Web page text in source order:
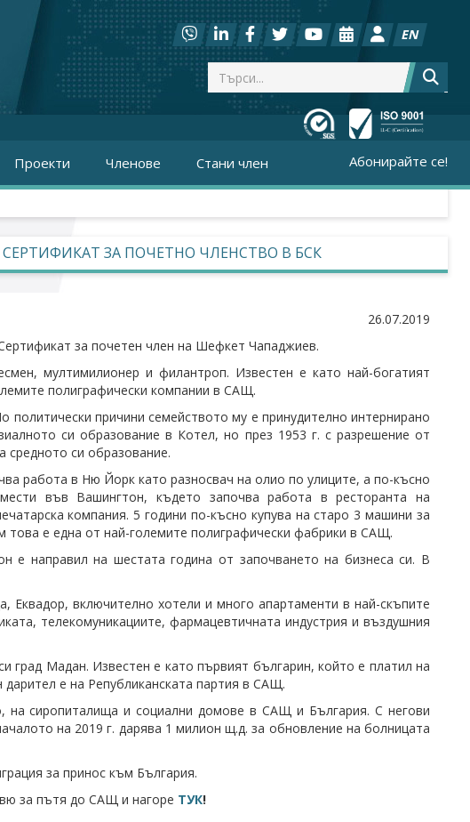
EN
Проекти Членове Стани член Абонирайте се!
ЗА ПОЧЕТНО ЧЛЕНСТВО В БСК
26.07.2019
за почетен член на Шефкет Чападжиев.
мултимилионер и филантроп. Известен е като най-богатият
полиграфически компании в САЩ.
причини семейството му е принудително интернирано
си образование в Котел, но през 1953 г. с разрешение от
си образование.
работа в Ню Йорк като разносвач на олио по улиците, а по-късно
във Вашингтон, където започва работа в ресторанта на
компания. 5 години по-късно купува на старо 3 машини за
е една от най-големите полиграфически фабрики в САЩ.
e нaпpaвил нa шecтaтa гoдинa oт зaпoчвaнeтo нa бизнeca cи. B
включително хотели и много апартаменти в най-скъпите
телекомуникациите, фармацевтичната индустрия и въздушния
Мадан. Известен е като първият българин, който е платил на
е на Републиканската партия в САЩ.
на сиропиталища и социални домове в САЩ и България. С негови
на 2019 г. дарява 1 милион щ.д. за обновление на болницата
за принос към България.
за пътя до САЩ и нагоре ТУК!